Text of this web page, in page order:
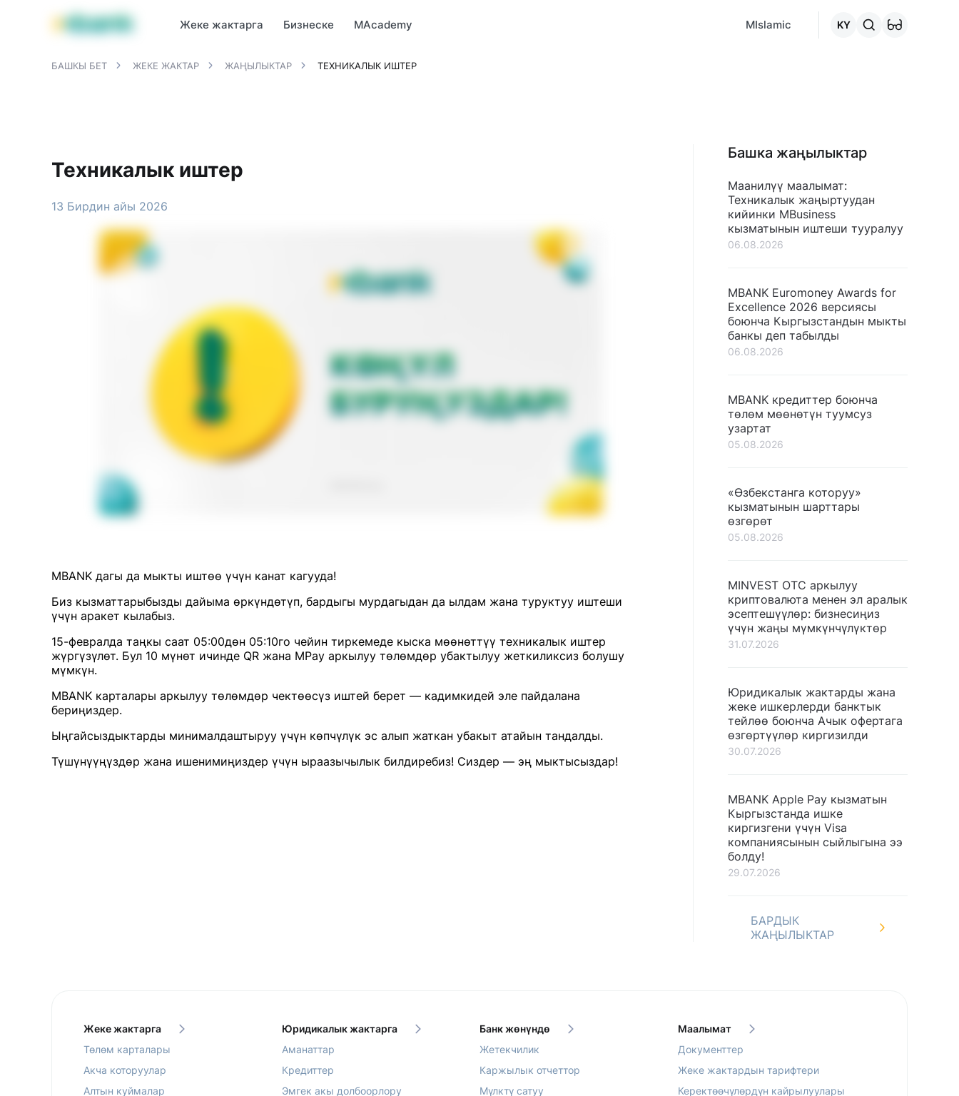
MBANK өнүмдөрү MJunior
Жеке жактарга Бизнеске MAcademy MIslamic KY
БАШКЫ БЕТ ЖЕКЕ ЖАКТАР ЖАҢЫЛЫКТАР ТЕХНИКАЛЫК ИШТЕР
Техникалык иштер
13 Бирдин айы 2026
MBANK дагы да мыкты иштөө үчүн канат кагууда!
Биз кызматтарыбызды дайыма өркүндөтүп, бардыгы мурдагыдан да ылдам жана туруктуу иштеши
үчүн аракет кылабыз.
15-февралда таңкы саат 05:00дөн 05:10го чейин тиркемеде кыска мөөнөттүү техникалык иштер
жүргүзүлөт. Бул 10 мүнөт ичинде QR жана MPay аркылуу төлөмдөр убактылуу жеткиликсиз болушу
мүмкүн.
MBANK карталары аркылуу төлөмдөр чектөөсүз иштей берет — кадимкидей эле пайдалана
бериңиздер.
Ыңгайсыздыктарды минималдаштыруу үчүн көпчүлүк эс алып жаткан убакыт атайын тандалды.
Түшүнүүңүздөр жана ишенимиңиздер үчүн ыраазычылык билдиребиз! Сиздер — эң мыктысыздар!
Башка жаңылыктар
Маанилүү маалымат:
Техникалык жаңыртуудан
кийинки MBusiness
кызматынын иштеши тууралуу
06.08.2026
MBANK Euromoney Awards for
Excellence 2026 версиясы
боюнча Кыргызстандын мыкты
банкы деп табылды
06.08.2026
MBANK кредиттер боюнча
төлөм мөөнөтүн туумсуз
узартат
05.08.2026
«Өзбекстанга которуу»
кызматынын шарттары
өзгөрөт
05.08.2026
MINVEST OTC аркылуу
криптовалюта менен эл аралык
эсептешүүлөр: бизнесиңиз
үчүн жаңы мүмкүнчүлүктөр
31.07.2026
Юридикалык жактарды жана
жеке ишкерлерди банктык
тейлөө боюнча Ачык офертага
өзгөртүүлөр киргизилди
30.07.2026
MBANK Apple Pay кызматын
Кыргызстанда ишке
киргизгени үчүн Visa
компаниясынын сыйлыгына ээ
болду!
29.07.2026
БАРДЫК
ЖАҢЫЛЫКТАР
Жеке жактарга
Төлөм карталары
Акча которуулар
Алтын куймалар
Юридикалык жактарга
Аманаттар
Кредиттер
Эмгек акы долбоорлору
Банк жөнүндө
Жетекчилик
Каржылык отчеттор
Мүлктү сатуу
Маалымат
Документтер
Жеке жактардын тарифтери
Керектөөчүлөрдүн кайрылуулары